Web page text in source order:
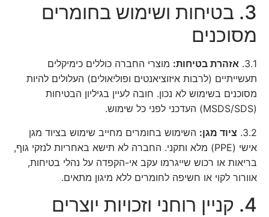
3. בטיחות ושימוש בחומרים
מסוכנים
3.1. אזהרת בטיחות: מוצרי החברה כוללים כימיקלים
תעשייתיים (לרבות איזוציאנטים ופוליאולים) העלולים להיות
מסוכנים בשימוש לא נכון. חובה לעיין בגיליון הבטיחות
(MSDS/SDS) העדכני לפני כל שימוש.
3.2. ציוד מגן: השימוש בחומרים מחייב שימוש בציוד מגן
אישי (PPE) מלא ותקני. החברה לא תישא באחריות לנזקי גוף,
בריאות או רכוש שייגרמו עקב אי-הקפדה על נהלי בטיחות,
אוורור לקוי או חשיפה לחומרים ללא מיגון מתאים.
4. קניין רוחני וזכויות יוצרים